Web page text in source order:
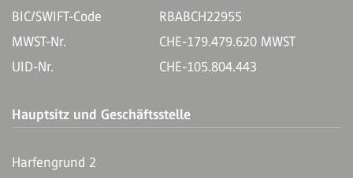
BIC/SWIFT-Code
RBABCH22955
MWST-Nr.
CHE-179.479.620 MWST
UID-Nr.
CHE-105.804.443
Hauptsitz und Geschäftsstelle
Harfengrund 2